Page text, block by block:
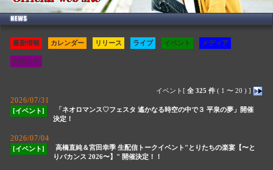
最新情報 カレンダー リリース ライブ イベント メディア
お知らせ
イベント[ 全 325 件 ( 1 〜 20 ) ]
2026/07/31
[イベント]
「ネオロマンス♡フェスタ 遙かなる時空の中で３ 平泉の夢」開催
決定！
2026/07/04
[イベント]
高橋直純＆宮田幸季 生配信トークイベント"とりたちの楽宴【〜と
りバカンス 2026〜】" 開催決定！！